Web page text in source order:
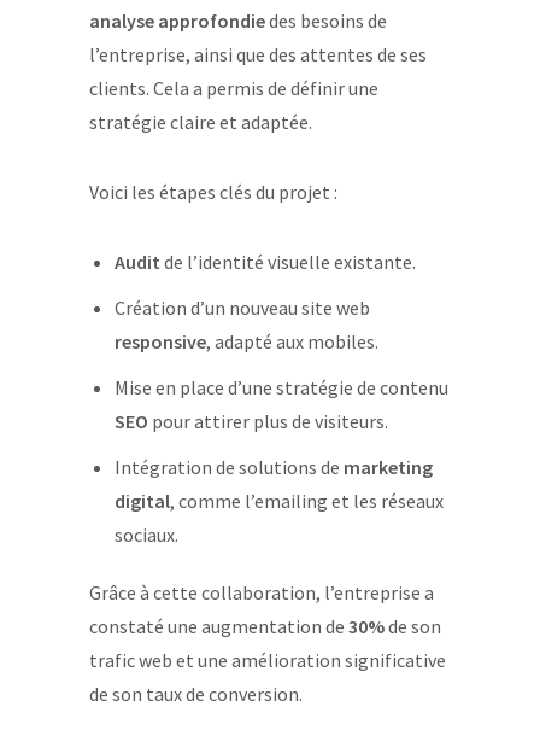
analyse approfondiedes besoins de
l’entreprise, ainsi que des attentes de ses
clients. Cela a permis de définir une
stratégie claire et adaptée.
Voici les étapes clés du projet :
Audit de l’identité visuelle existante.
Création d’un nouveau site web
responsive, adapté aux mobiles.
Mise en place d’une stratégie de contenu
SEO pour attirer plus de visiteurs.
Intégration de solutions de marketing
digital, comme l’emailing et les réseaux
sociaux.
Grâce à cette collaboration, l’entreprise a
constaté une augmentation de 30%de son
trafic web et une amélioration significative
de son taux de conversion.